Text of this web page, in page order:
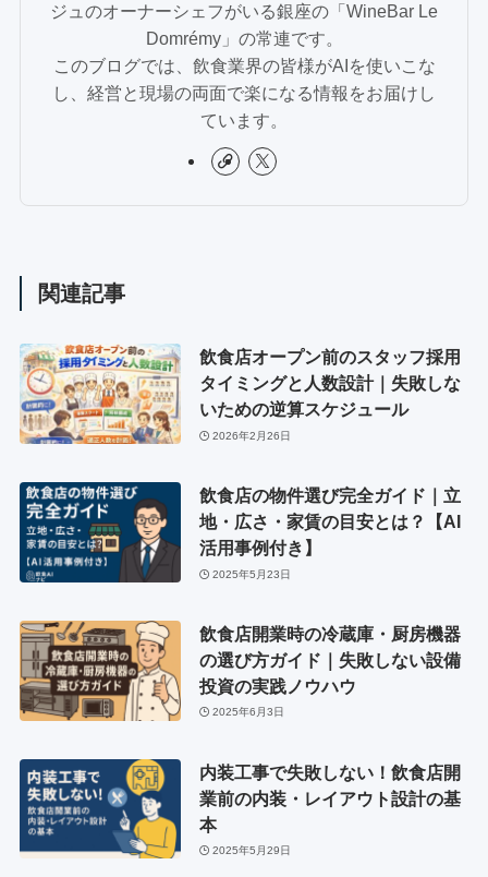
ジュのオーナーシェフがいる銀座の「WineBar Le
Domrémy」の常連です。
このブログでは、飲食業界の皆様がAIを使いこな
し、経営と現場の両面で楽になる情報をお届けし
ています。
関連記事
飲食店オープン前のスタッフ採用
タイミングと人数設計｜失敗しな
いための逆算スケジュール
2026年2月26日
飲食店の物件選び完全ガイド｜立
地・広さ・家賃の目安とは？【AI
活用事例付き】
2025年5月23日
飲食店開業時の冷蔵庫・厨房機器
の選び方ガイド｜失敗しない設備
投資の実践ノウハウ
2025年6月3日
内装工事で失敗しない！飲食店開
業前の内装・レイアウト設計の基
本
2025年5月29日